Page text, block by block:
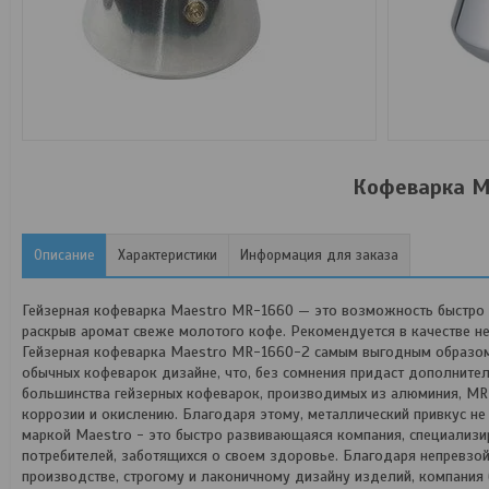
Кофеварка
Описание Характеристики Информация для заказа
Гейзерная кофеварка Maestro MR-1660 — это возможность быстро
раскрыв аромат свеже молотого кофе. Рекомендуется в качестве
Гейзерная кофеварка Maestro MR-1660-2 самым выгодным
обычных кофеварок дизайне, что, без сомнения придаст
большинства гейзерных кофеварок, производимых из алюминия,
коррозии и окислению. Благодаря этому, металлический привкус
маркой Maestro - это быстро развивающаяся компания,
потребителей, заботящихся о своем здоровье. Благодаря
производстве, строгому и лаконичному дизайну изделий, компания